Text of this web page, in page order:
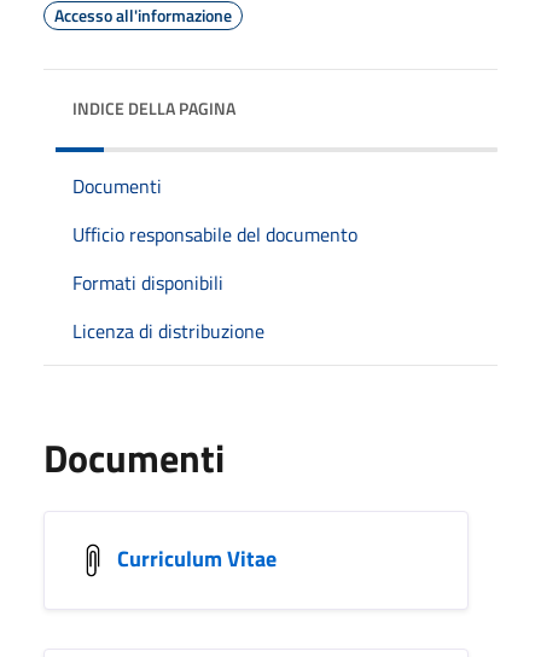
Accesso all'informazione
INDICE DELLA PAGINA
Documenti
Ufficio responsabile del documento
Formati disponibili
Licenza di distribuzione
Documenti
Curriculum Vitae